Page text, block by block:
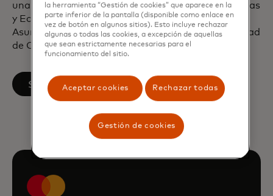
una maestría en Administración Pública en Finanzas
y Economía Internacionales de la Escuela de
Asuntos Internacionales y Públicos de la Universidad
de Columbia.
Síguenos en LinkedIn
se abre en una pestaña nueva
la herramienta “Gestión de cookies” que aparece en la
parte inferior de la pantalla (disponible como enlace en
vez de botón en algunos sitios). Esto incluye rechazar
algunas o todas las cookies, a excepción de aquellas
que sean estrictamente necesarias para el
funcionamiento del sitio.
Aceptar cookies Rechazar todas
Gestión de cookies